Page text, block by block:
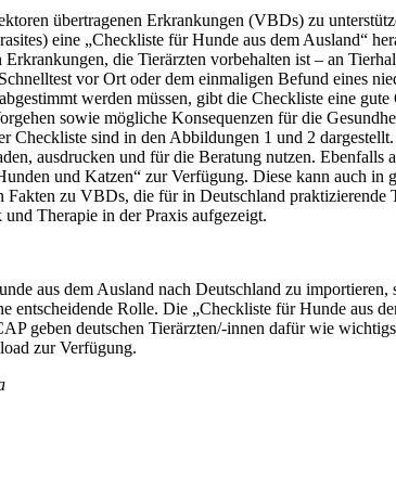
übertragenen Erkrankungen (VBDs) zu
eine „Checkliste für Hunde aus dem Ausland“
die Tierärzten vorbehalten ist – an
vor Ort oder dem einmaligen Befund eines
werden müssen, gibt die Checkliste eine
sowie mögliche Konsequenzen für die
Checkliste sind in den Abbildungen 1 und 2
ausdrucken und für die Beratung nutzen.
und Katzen“ zur Verfügung. Diese kann auch
zu VBDs, die für in Deutschland
Therapie in der Praxis aufgezeigt.
aus dem Ausland nach Deutschland zu
entscheidende Rolle. Die „Checkliste für Hunde
geben deutschen Tierärzten/-innen dafür wie
zur Verfügung.